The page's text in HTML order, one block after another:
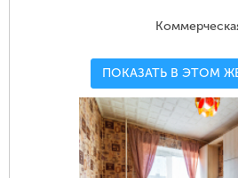
ПОКАЗАТЬ В ЭТОМ